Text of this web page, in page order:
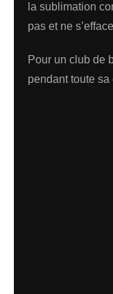
la sublimation
pas et ne
Pour un club de
pendant toute